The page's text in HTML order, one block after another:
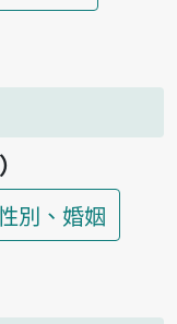
別、婚姻